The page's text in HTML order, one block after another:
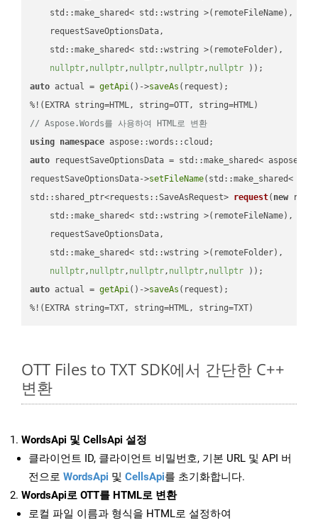
    std::make_shared< std::wstring >(remoteFileName),
    requestSaveOptionsData,
    std::make_shared< std::wstring >(remoteFolder),
nullptr, nullptr, nullptr, nullptr, nullptr ))
auto actual = getApi()->saveAs (request);
// Aspose.Words를 사용하여 HTML로 변환
using namespace
auto requestSaveOptionsData = std::make_shared<
requestSaveOptionsData->setFileName(std::make_shared<
std::shared_ptr<requests::SaveAsRequest> request( new
    std::make_shared< std::wstring >(remoteFileName),
    requestSaveOptionsData,
    std::make_shared< std::wstring >(remoteFolder),
nullptr, nullptr, nullptr, nullptr, nullptr ))
auto actual = getApi()->saveAs (request);
%!(EXTRA string=TXT, string=HTML, string=TXT)
OTT Files to TXT SDK에서 간단한 C++
변환
WordsApi 및 CellsApi 설정
클라이언트 ID, 클라이언트 비밀번호, 기본 URL 및 API 버
전으로 WordsApi 및 CellsApi를 초기화합니다.
WordsApi로 OTT를 HTML로 변환
로컬 파일 이름과 형식을 HTML로 설정하여